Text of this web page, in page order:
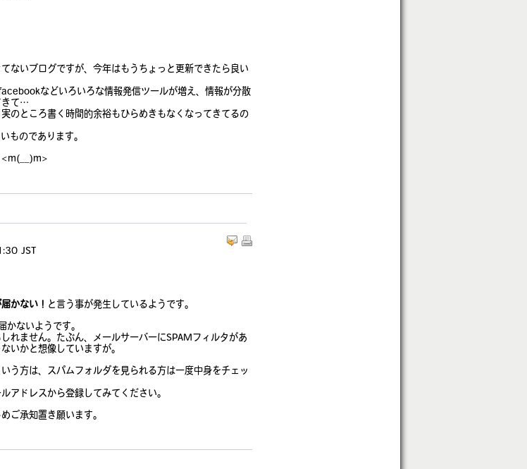
ないブログですが、今年はもうちょっと更新できたら良い
などいろいろな情報発信ツールが増え、情報が分散
きて…
のところ書く時間的余裕もひらめきもなくなってきてるの
ものであります。
<m(__)m>
JST
かない！ と言う事が発生しているようです。
ないようです。
れません。たぶん、メールサーバーにSPAMフィルタがあ
いかと想像していますが。
う方は、スパムフォルダを見られる方は一度中身をチェッ
アドレスから登録してみてください。
ご承知置き願います。